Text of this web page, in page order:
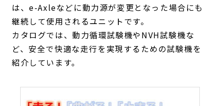
は、e-Axleなどに動力源が変更となった場合にも
継続して使用されるユニットです。
カタログでは、動力循環試験機やNVH試験機な
ど、安全で快適な走行を実現するための試験機を
紹介しています。